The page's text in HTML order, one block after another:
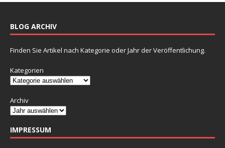
BLOG ARCHIV
Finden Sie Artikel nach Kategorie oder Jahr der Veröffentlichung.
Kategorien
Archiv
IMPRESSUM